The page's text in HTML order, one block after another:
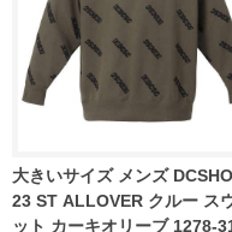
大きいサイズ メンズ
23 ST ALLOVER クルー ス
ット カーキオリーブ 1278-